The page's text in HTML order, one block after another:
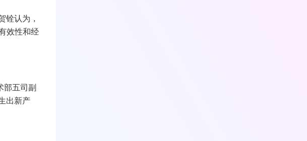
铨认为，
效性和经
部五司副
出新产